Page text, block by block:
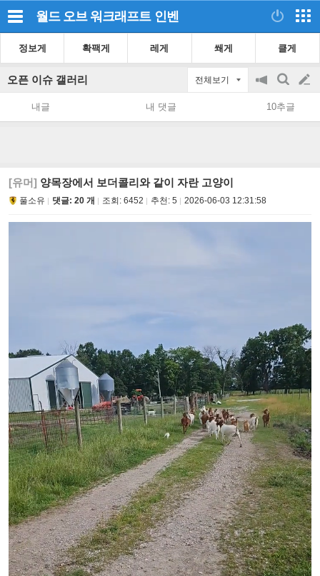
월드 오브 워크래프트 인벤
정보게 확팩게 레게 쐐게 클게
오픈 이슈 갤러리 전체보기
공
지
on/off
검
색
글
쓰
내글 내 댓글 10추글
[유머] 양목장에서 보더콜리와 같이 자란 고양이
풀소유 댓글: 20 개 조회: 6452 추천: 5 2026-06-03 12:31:58